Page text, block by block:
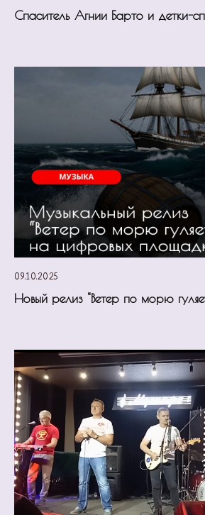
Спаситель Агнии Барто и детки-
09.10.2025
Новый релиз "Ветер по морю